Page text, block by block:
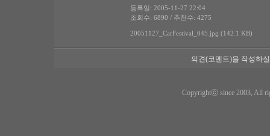
등록일: 2005-11-27 22:04
조회수: 6890 / 추천수: 4275
20051127_CarFestival_045.jpg (142.1 KB)
의견(코멘트)을 작성하
Copyrightⓒ since 2003, All